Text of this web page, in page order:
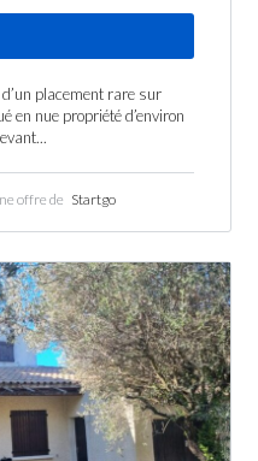
placement rare sur
en nue propriété d’environ
offre de Startgo